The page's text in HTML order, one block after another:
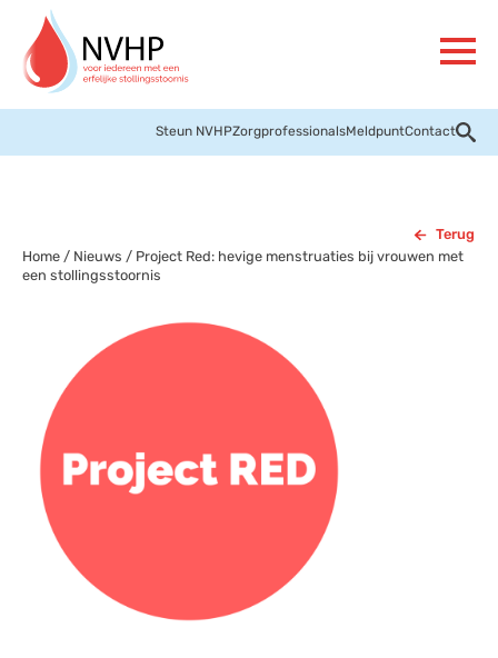
Steun NVHPZorgprofessionalsMeldpuntContact
Terug
Home / Nieuws / Project Red: hevige menstruaties bij vrouwen met
een stollingsstoornis